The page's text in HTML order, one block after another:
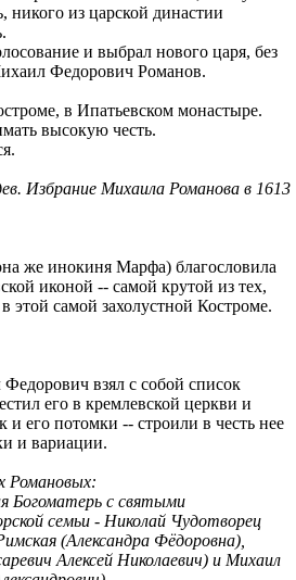
никого из царской династии
и выбрал нового царя, без
Федорович Романов.
в Ипатьевском монастыре.
высокую честь.
Избрание Михаила Романова в 1613
же инокиня Марфа) благословила
иконой -- самой крутой из тех,
этой самой захолустной Костроме.
взял с собой список
его в кремлевской церкви и
и его потомки -- строили в честь нее
и вариации.
Романовых:
Богоматерь с святыми
семьи - Николай Чудотворец
(Александра Фёдоровна),
Алексей Николаевич) и Михаил